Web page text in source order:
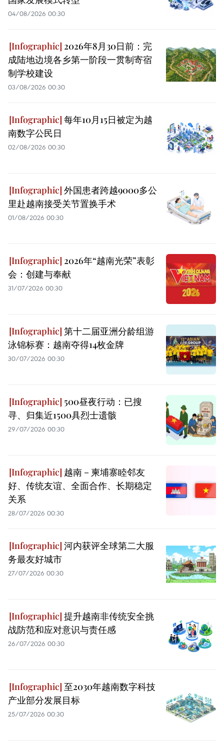
04/08/2026 00:30
2026年8月30日前：完
成陆地边境各乡第一阶段一贯制寄宿
制学校建设
03/08/2026 00:30
每年10月15日被定为越
南数字公民日
02/08/2026 00:30
外国患者跨越9000多公
里赴越南接受关节置换手术
01/08/2026 00:30
2026年“越南光荣”表彰
会：创建与奉献
31/07/2026 00:30
第十二届亚洲分龄组游
泳锦标赛：越南夺得14枚金牌
30/07/2026 00:30
500昼夜行动：已搜
寻、归集近1500具烈士遗骸
29/07/2026 00:30
越南－柬埔寨睦邻友
好、传统友谊、全面合作、长期稳定
关系
28/07/2026 00:30
河内获评全球第二大服
务最友好城市
27/07/2026 00:30
提升越南非传统安全挑
战防范和应对意识与责任感
26/07/2026 00:30
至2030年越南数字科技
产业部分发展目标
25/07/2026 00:30